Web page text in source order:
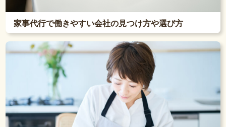
家事代行で働きやすい会社の見つけ方や選び方